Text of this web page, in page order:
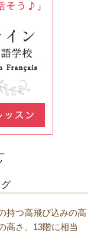
持つ高飛び込みの高
高さ、13階に相当